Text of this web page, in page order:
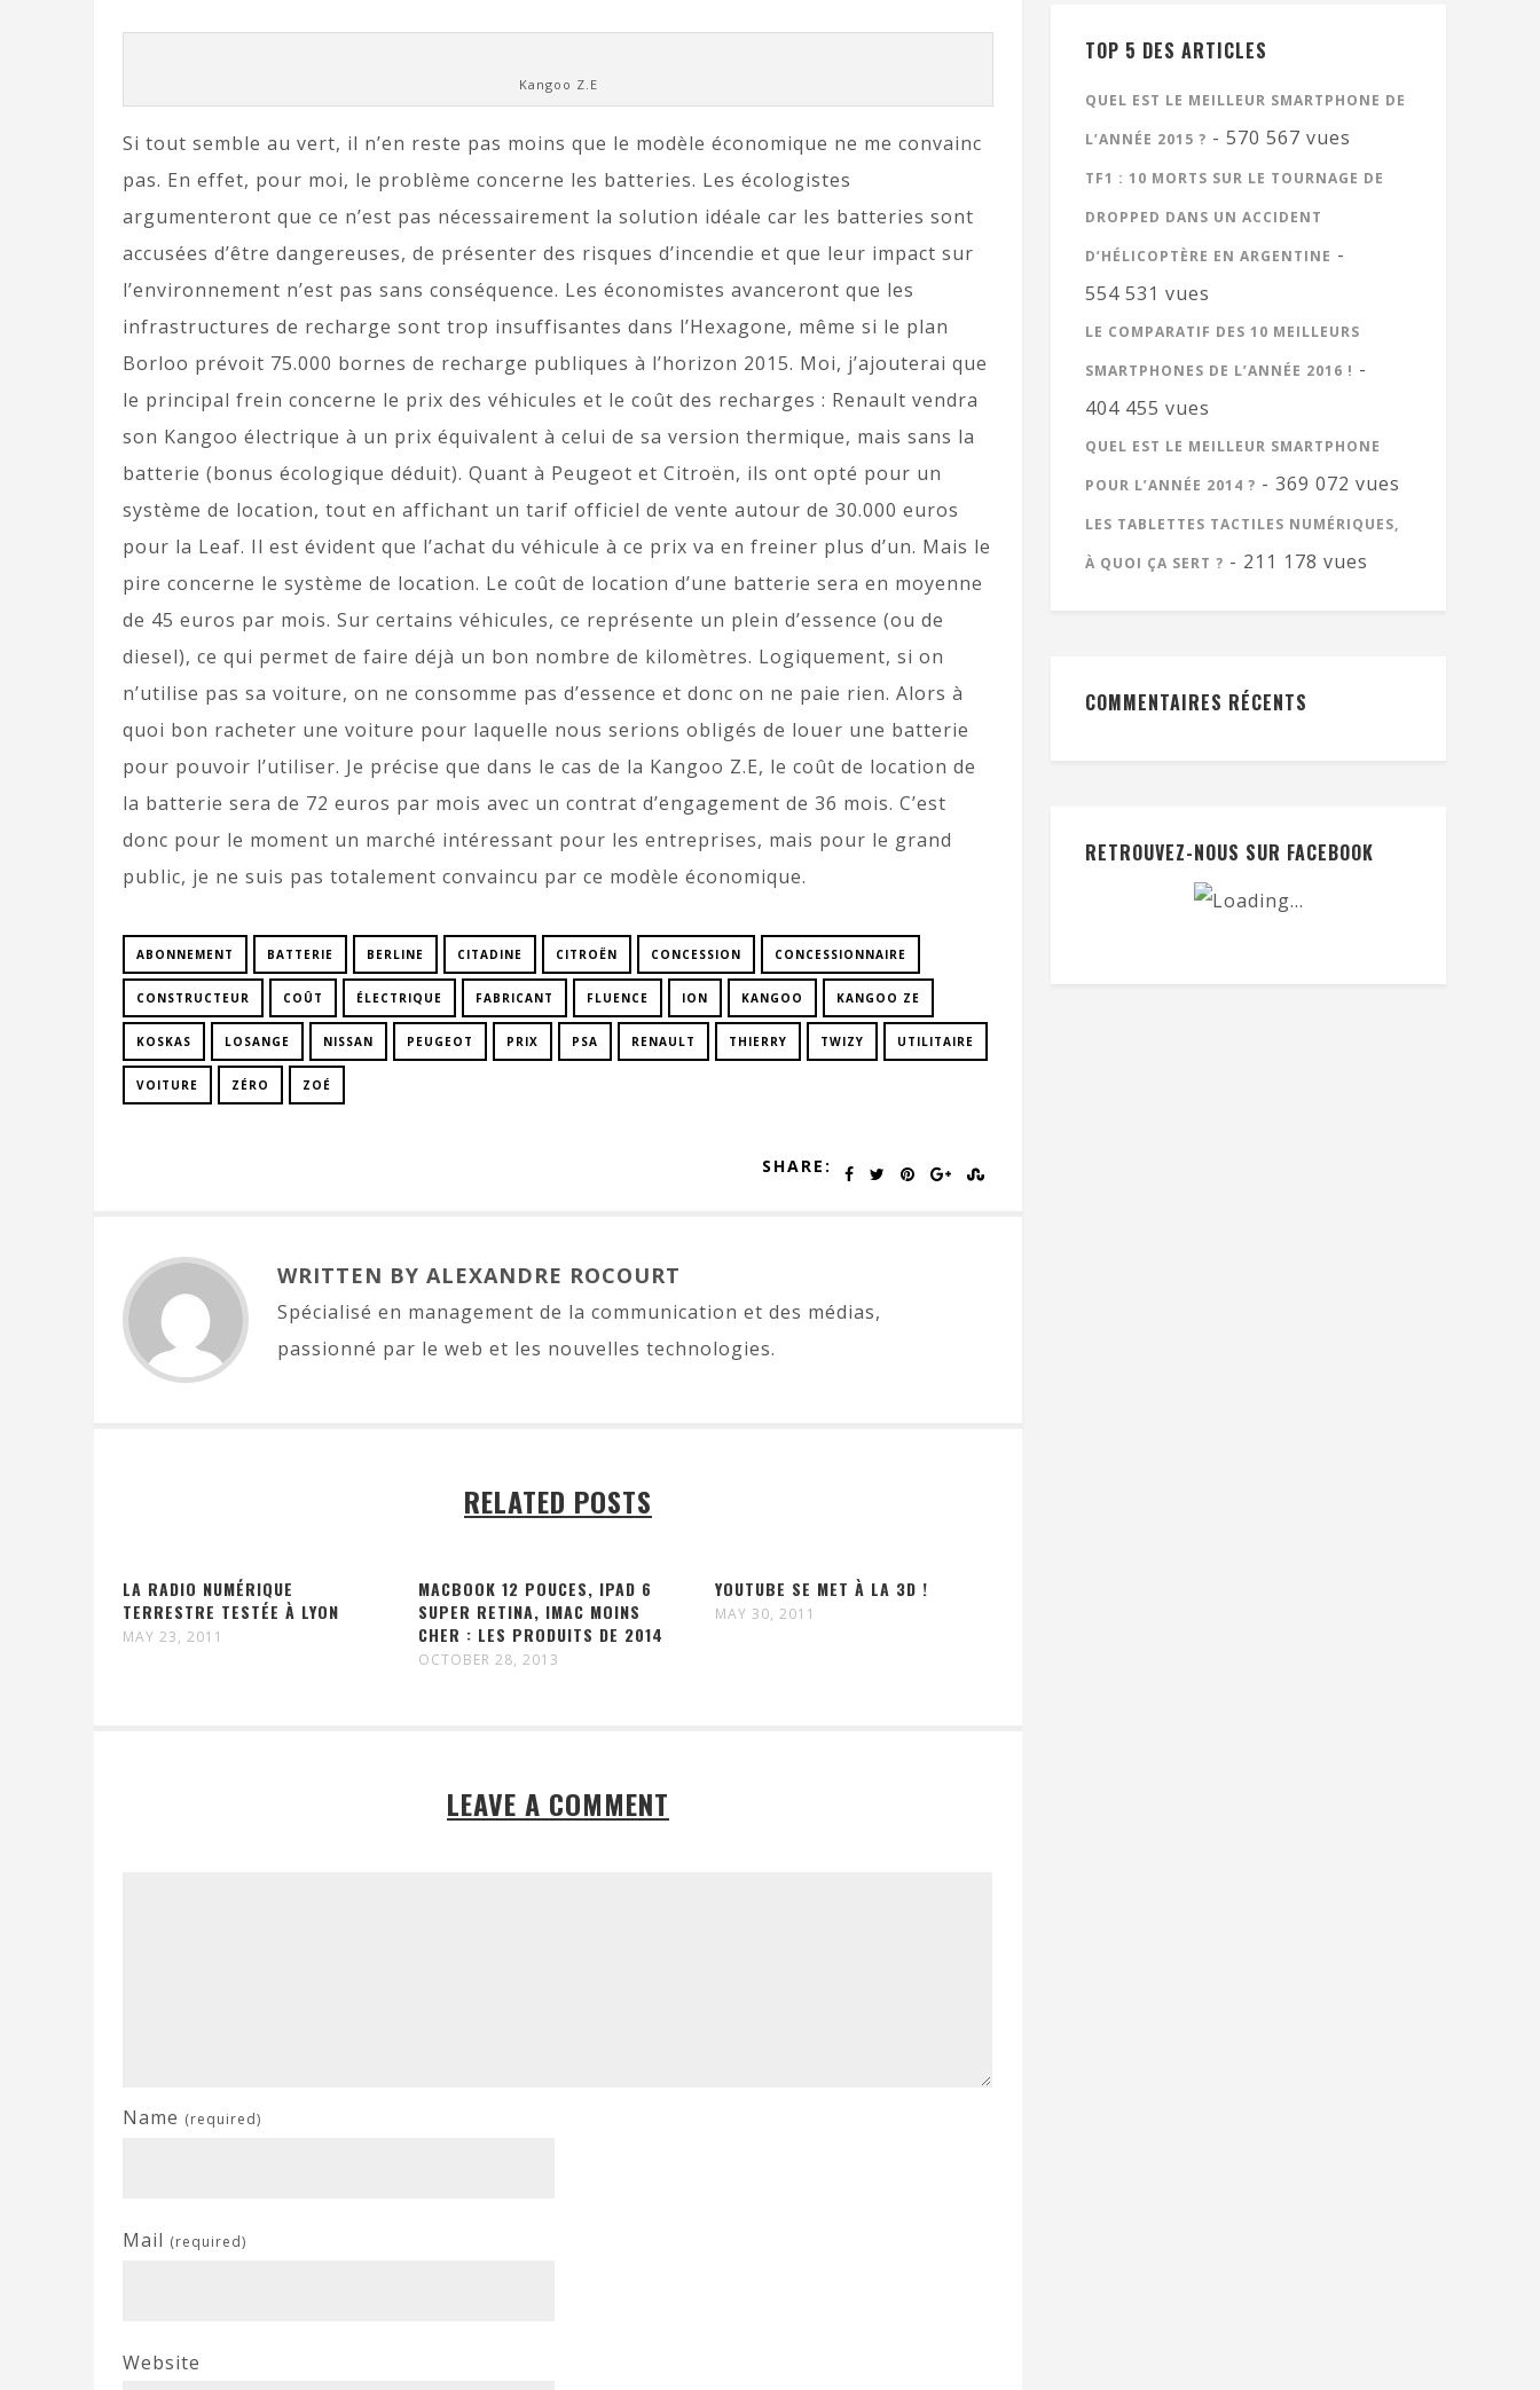
Kangoo Z.E
Si tout semble au vert, il n’en reste pas moins que le modèle économique ne me convainc
pas. En effet, pour moi, le problème concerne les batteries. Les écologistes
argumenteront que ce n’est pas nécessairement la solution idéale car les batteries sont
accusées d’être dangereuses, de présenter des risques d’incendie et que leur impact sur
l’environnement n’est pas sans conséquence. Les économistes avanceront que les
infrastructures de recharge sont trop insuffisantes dans l’Hexagone, même si le plan
Borloo prévoit 75.000 bornes de recharge publiques à l’horizon 2015. Moi, j’ajouterai que
le principal frein concerne le prix des véhicules et le coût des recharges : Renault vendra
son Kangoo électrique à un prix équivalent à celui de sa version thermique, mais sans la
batterie (bonus écologique déduit). Quant à Peugeot et Citroën, ils ont opté pour un
système de location, tout en affichant un tarif officiel de vente autour de 30.000 euros
pour la Leaf. Il est évident que l’achat du véhicule à ce prix va en freiner plus d’un. Mais le
pire concerne le système de location. Le coût de location d’une batterie sera en moyenne
de 45 euros par mois. Sur certains véhicules, ce représente un plein d’essence (ou de
diesel), ce qui permet de faire déjà un bon nombre de kilomètres. Logiquement, si on
n’utilise pas sa voiture, on ne consomme pas d’essence et donc on ne paie rien. Alors à
quoi bon racheter une voiture pour laquelle nous serions obligés de louer une batterie
pour pouvoir l’utiliser. Je précise que dans le cas de la Kangoo Z.E, le coût de location de
la batterie sera de 72 euros par mois avec un contrat d’engagement de 36 mois. C’est
donc pour le moment un marché intéressant pour les entreprises, mais pour le grand
public, je ne suis pas totalement convaincu par ce modèle économique.
ABONNEMENT BATTERIE BERLINE CITADINE CITROËN CONCESSION CONCESSIONNAIRE
CONSTRUCTEUR COÛT ÉLECTRIQUE FABRICANT FLUENCE ION KANGOO KANGOO ZE
KOSKAS LOSANGE NISSAN PEUGEOT PRIX PSA RENAULT THIERRY TWIZY UTILITAIRE
VOITURE ZÉRO ZOÉ
SHARE:
WRITTEN BY ALEXANDRE ROCOURT
Spécialisé en management de la communication et des médias,
passionné par le web et les nouvelles technologies.
RELATED POSTS
LA RADIO NUMÉRIQUE
TERRESTRE TESTÉE À LYON
MAY 23, 2011
MACBOOK 12 POUCES, IPAD 6
SUPER RETINA, IMAC MOINS
CHER : LES PRODUITS DE 2014
OCTOBER 28, 2013
YOUTUBE SE MET À LA 3D !
MAY 30, 2011
LEAVE A COMMENT
Name (required)
Mail (required)
Website
TOP 5 DES ARTICLES
QUEL EST LE MEILLEUR SMARTPHONE DE
L’ANNÉE 2015 ? - 570 567 vues
TF1 : 10 MORTS SUR LE TOURNAGE DE
DROPPED DANS UN ACCIDENT
D’HÉLICOPTÈRE EN ARGENTINE -
554 531 vues
LE COMPARATIF DES 10 MEILLEURS
SMARTPHONES DE L’ANNÉE 2016 ! -
404 455 vues
QUEL EST LE MEILLEUR SMARTPHONE
POUR L’ANNÉE 2014 ? - 369 072 vues
LES TABLETTES TACTILES NUMÉRIQUES,
À QUOI ÇA SERT ? - 211 178 vues
COMMENTAIRES RÉCENTS
RETROUVEZ-NOUS SUR FACEBOOK